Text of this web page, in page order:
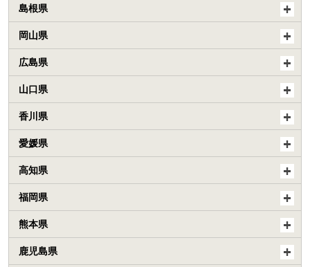
島根県
岡山県
広島県
山口県
香川県
愛媛県
高知県
福岡県
熊本県
鹿児島県